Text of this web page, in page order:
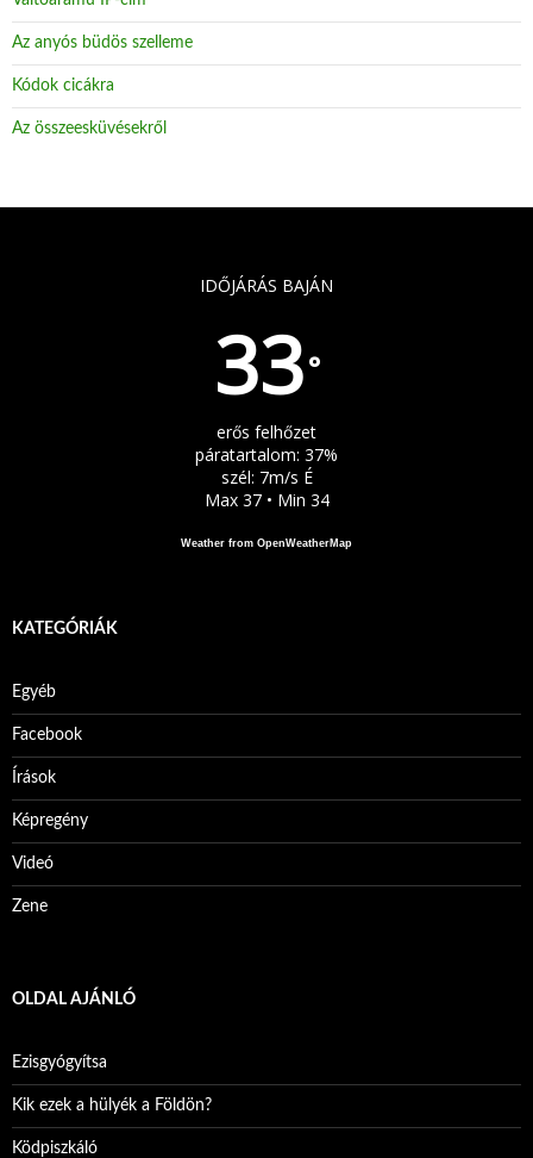
Az anyós büdös szelleme
Kódok cicákra
Az összeesküvésekről
IDŐJÁRÁS BAJÁN
33°
erős felhőzet
páratartalom: 37%
szél: 7m/s É
Max 37 • Min 34
Weather from OpenWeatherMap
KATEGÓRIÁK
Egyéb
Facebook
Írások
Képregény
Videó
Zene
OLDAL AJÁNLÓ
Ezisgyógyítsa
Kik ezek a hülyék a Földön?
Ködpiszkáló